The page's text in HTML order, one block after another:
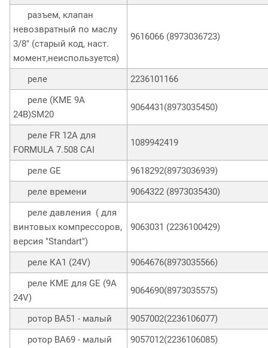
разъем, клапан
невозвратный по маслу
3/8" (старый код, наст.
момент,неиспользуется)
9616066 (8973036723)
реле
2236101166
реле (КМЕ 9А
24В)SM20
9064431(8973035450)
реле FR 12A для
FORMULA 7.508 CAI
1089942419
реле GE
9618292(8973036939)
реле времени
9064322 (8973035430)
реле давления ( для
винтовых компрессоров,
версия "Standart")
9063031 (2236100429)
реле КA1 (24V)
9064676(8973035566)
реле КМЕ для GE (9A
24V)
9064690(8973035575)
ротор ВА51 - малый
9057002(2236106077)
ротор ВА69 - малый
9057012(2236106085)